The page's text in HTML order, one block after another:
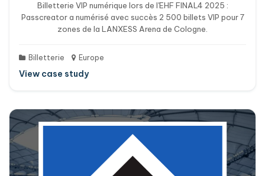
Billetterie VIP numérique lors de l'EHF FINAL4 2025 :
Passcreator a numérisé avec succès 2 500 billets VIP pour 7
zones de la LANXESS Arena de Cologne.
Billetterie Europe
View case study